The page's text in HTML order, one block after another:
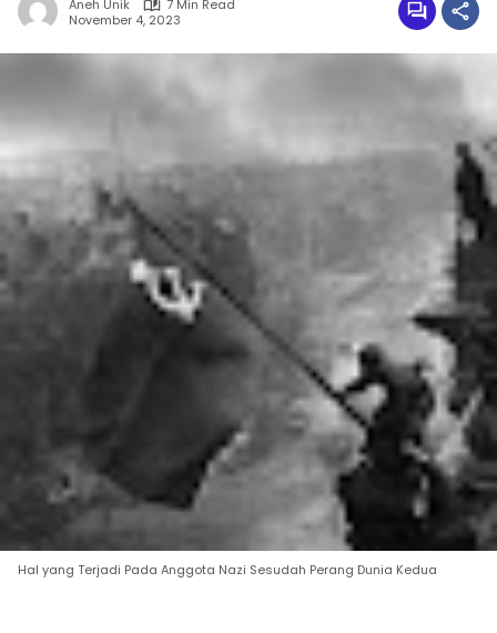
Aneh Unik
7 Min Read
November 4, 2023
Hal yang Terjadi Pada Anggota Nazi Sesudah Perang Dunia Kedua